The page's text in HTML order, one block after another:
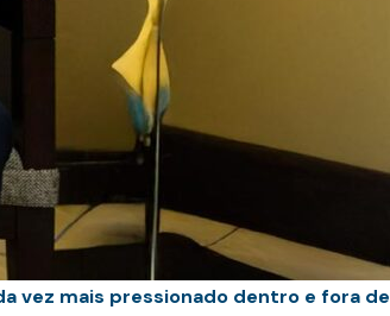
vez mais pressionado dentro e fora de